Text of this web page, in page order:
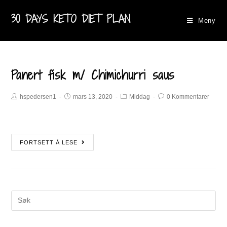
30 DAYS KETO DIET PLAN Meny
Panert fisk m/ Chimichurri saus
hspedersen1 mars 13, 2020 Middag 0 Kommentarer
FORTSETT Å LESE